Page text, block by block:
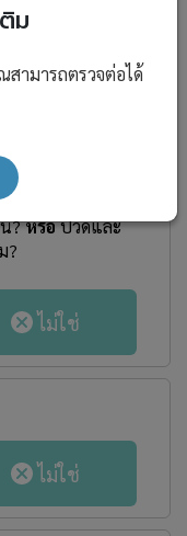
น?หรือปวดและ
?
ม
สามารถตรวจต่อได้